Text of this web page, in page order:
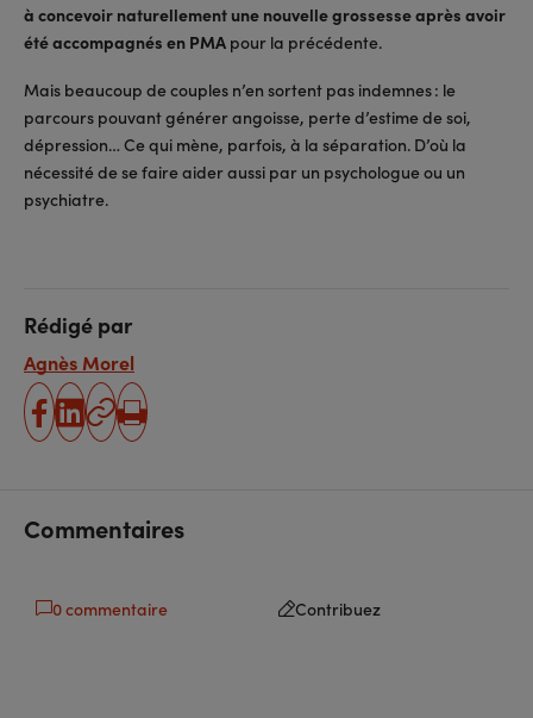
à concevoir naturellement une nouvelle grossesse après avoir
été accompagnés en PMA pour la précédente.
Mais beaucoup de couples n’en sortent pas indemnes : le
parcours pouvant générer angoisse, perte d’estime de soi,
dépression… Ce qui mène, parfois, à la séparation. D’où la
nécessité de se faire aider aussi par un psychologue ou un
psychiatre.
Rédigé par
Agnès Morel
partager
partager
Copier
Imprimer
Commentaires
0 commentaire Contribuez